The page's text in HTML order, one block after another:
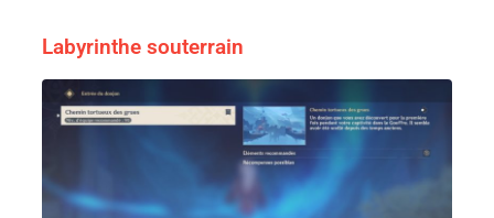
Labyrinthe souterrain